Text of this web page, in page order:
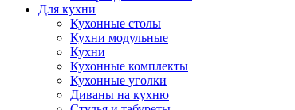
Для кухни
Кухонные столы
Кухни модульные
Кухни
Кухонные комплекты
Кухонные уголки
Диваны на кухню